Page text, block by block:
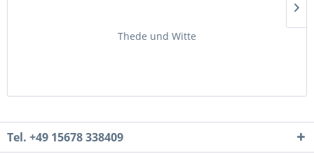
Thede und Witte
Tel. +49 15678 338409